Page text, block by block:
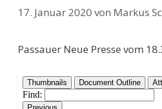
17. Januar 2020 von Markus
Passauer Neue Presse vom